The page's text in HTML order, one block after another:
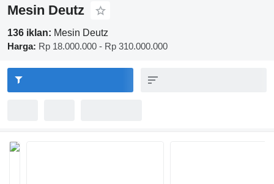
Mesin Deutz
136 iklan: Mesin Deutz
Harga: Rp 18.000.000 - Rp 310.000.000